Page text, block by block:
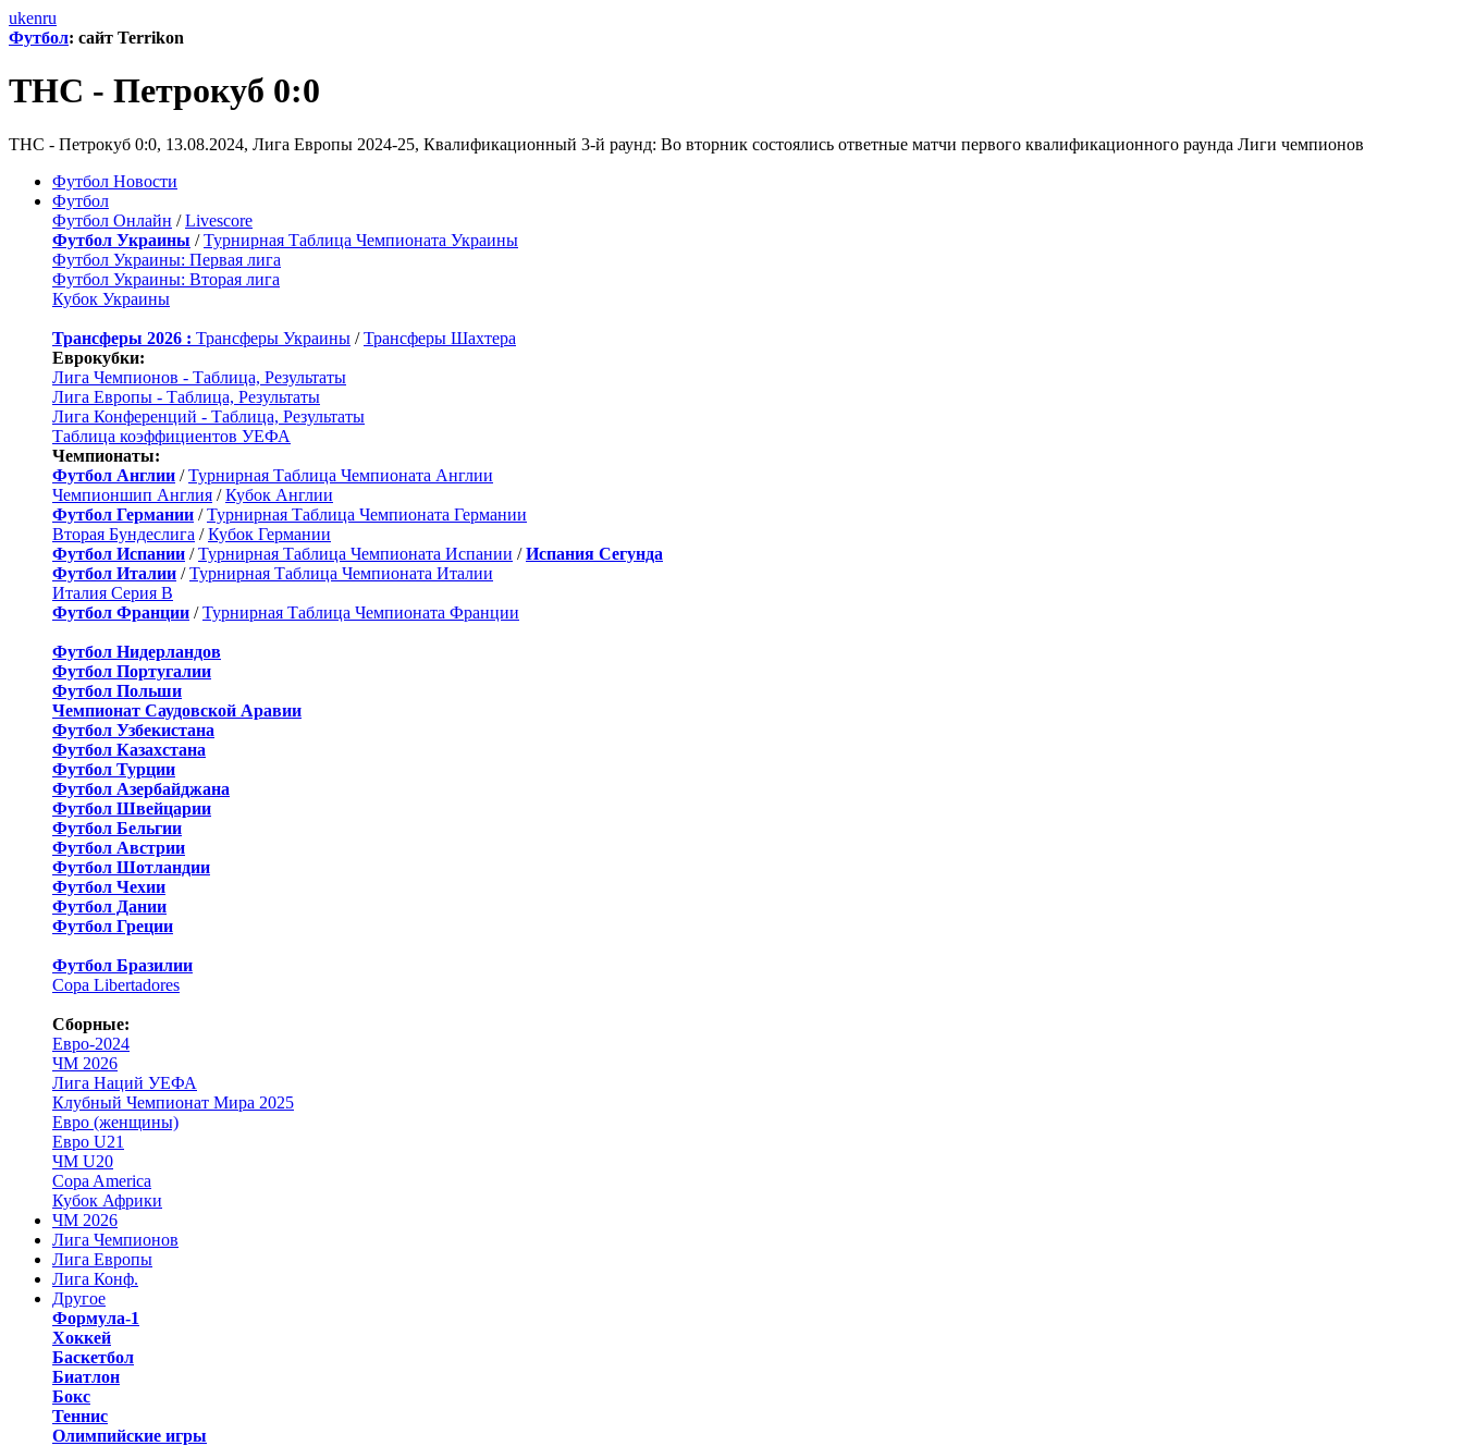
ukenru
Футбол: сайт Terrikon
ТНС - Петрокуб 0:0
ТНС - Петрокуб 0:0, 13.08.2024, Лига Европы 2024-25, Квалификационный 3-й раунд: Во вторник состоялись ответные матчи первого квалификационного раунда Лиги чемпионов
Футбол Новости
Футбол
Футбол Онлайн /Livescore
Футбол Украины /Турнирная Таблица Чемпионата Украины
Футбол Украины: Первая лига
Футбол Украины: Вторая лига
Кубок Украины
Трансферы 2026 : Трансферы Украины /Трансферы Шахтера
Еврокубки:
Лига Чемпионов - Таблица, Результаты
Лига Европы - Таблица, Результаты
Лига Конференций - Таблица, Результаты
Таблица коэффициентов УЕФА
Чемпионаты:
Футбол Англии /Турнирная Таблица Чемпионата Англии
Чемпионшип Англия /Кубок Англии
Футбол Германии /Турнирная Таблица Чемпионата Германии
Вторая Бундеслига /Кубок Германии
Футбол Испании /Турнирная Таблица Чемпионата Испании /Испания Сегунда
Футбол Италии /Турнирная Таблица Чемпионата Италии
Италия Серия B
Футбол Франции /Турнирная Таблица Чемпионата Франции
Футбол Нидерландов
Футбол Португалии
Футбол Польши
Чемпионат Саудовской Аравии
Футбол Узбекистана
Футбол Казахстана
Футбол Турции
Футбол Азербайджана
Футбол Швейцарии
Футбол Бельгии
Футбол Австрии
Футбол Шотландии
Футбол Чехии
Футбол Дании
Футбол Греции
Футбол Бразилии
Copa Libertadores
Сборные:
Евро-2024
ЧМ 2026
Лига Наций УЕФА
Клубный Чемпионат Мира 2025
Евро (женщины)
Евро U21
ЧМ U20
Copa America
Кубок Африки
ЧМ 2026
Лига Чемпионов
Лига Европы
Лига Конф.
Другое
Формула-1
Хоккей
Баскетбол
Биатлон
Бокс
Теннис
Олимпийские игры